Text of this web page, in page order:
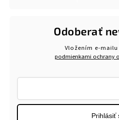
Odoberať
Vložením e-
podmienkami ochrany
Prihlásiť